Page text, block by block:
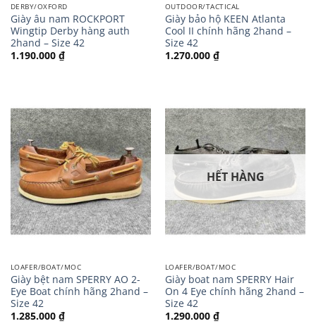
DERBY/OXFORD
Giày âu nam ROCKPORT
Wingtip Derby hàng auth
2hand – Size 42
1.190.000 ₫
OUTDOOR/TACTICAL
Giày bảo hộ KEEN Atlanta
Cool II chính hãng 2hand –
Size 42
1.270.000 ₫
LOAFER/BOAT/MOC
Giày bệt nam SPERRY AO 2-
Eye Boat chính hãng 2hand –
Size 42
1.285.000 ₫
HẾT HÀNG
LOAFER/BOAT/MOC
Giày boat nam SPERRY Hair
On 4 Eye chính hãng 2hand –
Size 42
1.290.000 ₫